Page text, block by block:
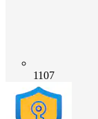
1107